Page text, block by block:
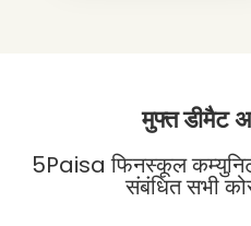
मुफ्त डीमैट
5Paisa फिनस्कूल
संबंधित सभी